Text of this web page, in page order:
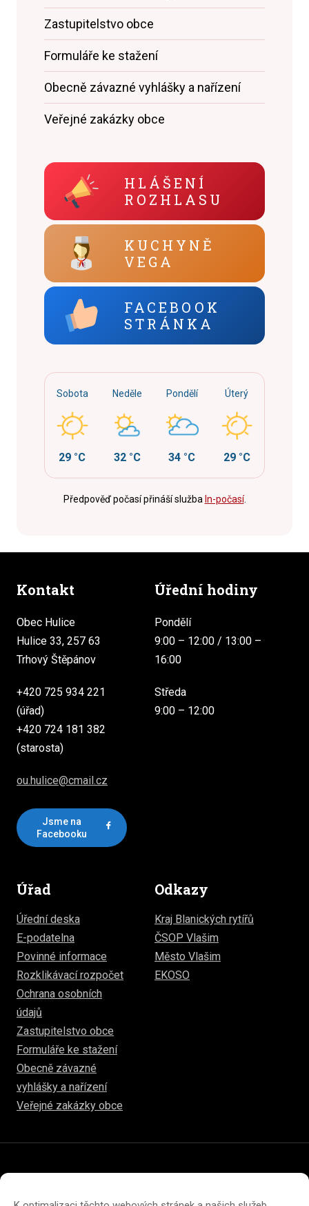
Zastupitelstvo obce
Formuláře ke stažení
Obecně závazné vyhlášky a nařízení
Veřejné zakázky obce
HLÁŠENÍ
ROZHLASU
KUCHYNĚ
VEGA
FACEBOOK
STRÁNKA
Sobota
29 °C
Neděle
32 °C
Pondělí
34 °C
Úterý
29 °C
Předpověď počasí přináší služba In-počasí.
Kontakt
Obec Hulice
Hulice 33, 257 63
Trhový Štěpánov
+420 725 934 221
(úřad)
+420 724 181 382
(starosta)
ou.hulice@cmail.cz
Jsme na
Facebooku
Úřední hodiny
Pondělí
9:00 – 12:00 / 13:00 –
16:00
Středa
9:00 – 12:00
Úřad
Úřední deska
E-podatelna
Povinné informace
Rozklikávací rozpočet
Ochrana osobních
údajů
Zastupitelstvo obce
Formuláře ke stažení
Obecně závazné
vyhlášky a nařízení
Veřejné zakázky obce
Odkazy
Kraj Blanických rytířů
ČSOP Vlašim
Město Vlašim
EKOSO
Prohlášení o přístupnosti Prohlášení o ochraně soukromí